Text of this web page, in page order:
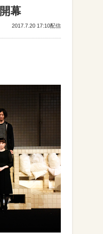
幕
2017.7.20 17:10配信